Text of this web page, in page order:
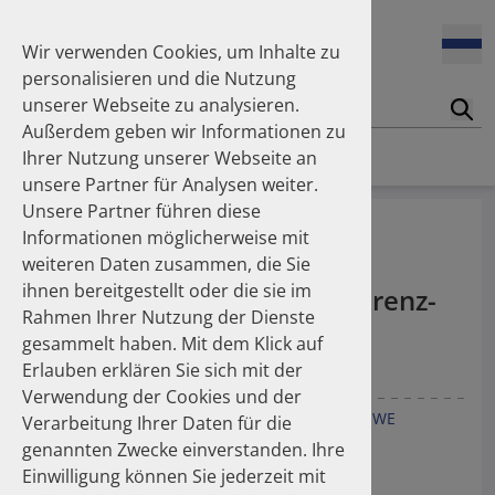
Homepage Publikationen
Feldt Sandra
Fischer Laura
Franzmann Alexandra
Freudewald Leonard G.
Friedland Kristina
Friis Robert
Ganso Matthias
Goebel Ralf
Götzinger Felix
Gradl Gabriele
Griese-Mammen Nina
Hadji Peyman
Haehling Stephan
Haidinger Gerald
Hansen Kerstin
Heinemann Axel
Heinemann Lutz
den Hausmüll?
17.04.2026
Das Potenzial des DAPI zur Unterstützung der
Apothekerkammern – Was ist das DAPI?
07.04.2026
Trends in use of antipsychotics in Germany 2014–2024: a
nationwide population-based study
25.11.2025
Increasing use of non-statin and combination lipid-
lowering therapies 2012–2025: a nationwide study
23.10.2025
Inhaler use and their carbon footprint in Germany: a 10-
year analysis (2013–2022)
Methoden der Datenbank-
basierten Persistenz- und
Apotheken-basierten Adhärenz-
Erfassung am Beispiel von
Antihypertensiva
Ude M Leuner K Schüssel K Schulz M Müller WE
Pharmacopsychiatry 2008; 41:215
Regensburger Symposion zur Klinischen
Wir verwenden Cookies, um Inhalte zu
personalisieren und die Nutzung
unserer Webseite zu analysieren.
Außerdem geben wir Informationen zu
Ihrer Nutzung unserer Webseite an
unsere Partner für Analysen weiter.
Unsere Partner führen diese
Informationen möglicherweise mit
weiteren Daten zusammen, die Sie
ihnen bereitgestellt oder die sie im
Rahmen Ihrer Nutzung der Dienste
gesammelt haben. Mit dem Klick auf
Erlauben erklären Sie sich mit der
Verwendung der Cookies und der
Verarbeitung Ihrer Daten für die
genannten Zwecke einverstanden. Ihre
Einwilligung können Sie jederzeit mit